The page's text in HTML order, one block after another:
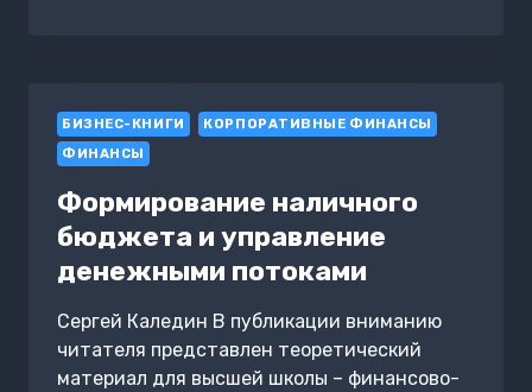
ЗНАТЬ
О
ВАШИХ
АКТИВАХ
БИЗНЕС-КНИГИ
КОРПОРАТИВНЫЕ ФИНАНСЫ
ФИНАНСЫ
Формирование наличного
бюджета и управление
денежными потоками
Сергей Каледин В публикации вниманию
читателя представлен теоретический
материал для высшей школы – финансово-